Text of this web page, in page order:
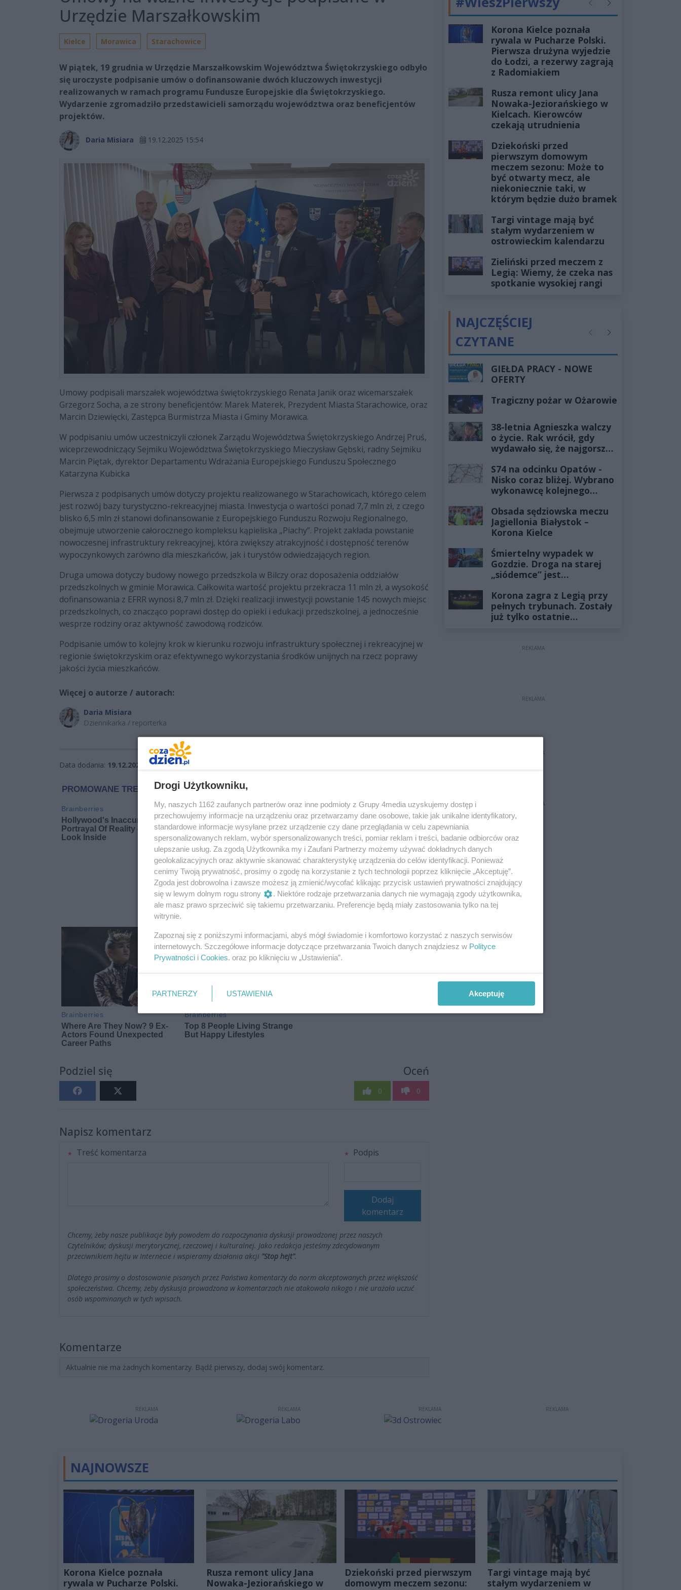
Urzędzie Marszałkowskim
Kielce Morawica Starachowice
W piątek, 19 grudnia w Urzędzie Marszałkowskim Województwa Świętokrzyskiego odbyło
się uroczyste podpisanie umów o dofinansowanie dwóch kluczowych inwestycji
realizowanych w ramach programu Fundusze Europejskie dla Świętokrzyskiego.
Wydarzenie zgromadziło przedstawicieli samorządu województwa oraz beneficjentów
projektów.
Daria Misiara 19.12.2025 15:54
Umowy podpisali marszałek województwa świętokrzyskiego Renata Janik oraz wicemarszałek
Grzegorz Socha, a ze strony beneficjentów: Marek Materek, Prezydent Miasta Starachowice, oraz
Marcin Dziewięcki, Zastępca Burmistrza Miasta i Gminy Morawica.
W podpisaniu umów uczestniczyli członek Zarządu Województwa Świętokrzyskiego Andrzej Pruś,
wiceprzewodniczący Sejmiku Województwa Świętokrzyskiego Mieczysław Gębski, radny Sejmiku
Marcin Piętak, dyrektor Departamentu Wdrażania Europejskiego Funduszu Społecznego
Katarzyna Kubicka
Pierwsza z podpisanych umów dotyczy projektu realizowanego w Starachowicach, którego celem
jest rozwój bazy turystyczno-rekreacyjnej miasta. Inwestycja o wartości ponad 7,7 mln zł, z czego
blisko 6,5 mln zł stanowi dofinansowanie z Europejskiego Funduszu Rozwoju Regionalnego,
obejmuje utworzenie całorocznego kompleksu kąpieliska „Piachy”. Projekt zakłada powstanie
nowoczesnej infrastruktury rekreacyjnej, która zwiększy atrakcyjność i dostępność terenów
wypoczynkowych zarówno dla mieszkańców, jak i turystów odwiedzających region.
Druga umowa dotyczy budowy nowego przedszkola w Bilczy oraz doposażenia oddziałów
przedszkolnych w gminie Morawica. Całkowita wartość projektu przekracza 11 mln zł, a wysokość
dofinansowania z EFRR wynosi 8,7 mln zł. Dzięki realizacji inwestycji powstanie 145 nowych miejsc
przedszkolnych, co znacząco poprawi dostęp do opieki i edukacji przedszkolnej, a jednocześnie
wesprze rodziny oraz aktywność zawodową rodziców.
Podpisanie umów to kolejny krok w kierunku rozwoju infrastruktury społecznej i rekreacyjnej w
regionie świętokrzyskim oraz efektywnego wykorzystania środków unijnych na rzecz poprawy
jakości życia mieszkańców.
Więcej o autorze / autorach:
Daria Misiara
Dziennikarka / reporterka
Data dodania: 19.12.2025 15:54 Wyświetleń:
Podziel się Oceń
0 0
Napisz komentarz
Treść komentarza Podpis
Dodaj
komentarz
Chcemy, żeby nasze publikacje były powodem do rozpoczynania dyskusji prowadzonej przez naszych
Czytelników; dyskusji merytorycznej, rzeczowej i kulturalnej. Jako redakcja jesteśmy zdecydowanym
przeciwnikiem hejtu w Internecie i wspieramy działania akcji "Stop hejt".
Dlatego prosimy o dostosowanie pisanych przez Państwa komentarzy do norm akceptowanych przez większość
społeczeństwa. Chcemy, żeby dyskusja prowadzona w komentarzach nie atakowała nikogo i nie urażała uczuć
osób wspominanych w tych wpisach.
Komentarze
Aktualnie nie ma żadnych komentarzy. Bądź pierwszy, dodaj swój komentarz.
PoprzednieNastępne
Korona Kielce poznała
rywala w Pucharze Polski.
Pierwsza drużyna wyjedzie
do Łodzi, a rezerwy zagrają
z Radomiakiem
Rusza remont ulicy Jana
Nowaka-Jeziorańskiego w
Kielcach. Kierowców
czekają utrudnienia
Dziekoński przed
pierwszym domowym
meczem sezonu: Może to
być otwarty mecz, ale
niekoniecznie taki, w
którym będzie dużo bramek
Targi vintage mają być
stałym wydarzeniem w
ostrowieckim kalendarzu
Zieliński przed meczem z
Legią: Wiemy, że czeka nas
spotkanie wysokiej rangi
NAJCZĘŚCIEJ
CZYTANE
PoprzednieNastępne
GIEŁDA PRACY - NOWE
OFERTY
Tragiczny pożar w Ożarowie
38-letnia Agnieszka walczy
o życie. Rak wrócił, gdy
wydawało się, że najgorsze
S74 na odcinku Opatów -
Nisko coraz bliżej. Wybrano
wykonawcę kolejnego
Obsada sędziowska meczu
Jagiellonia Białystok –
Korona Kielce
Śmiertelny wypadek w
Gozdzie. Droga na starej
„siódemce” jest
Korona zagra z Legią przy
pełnych trybunach. Zostały
już tylko ostatnie
REKLAMA
REKLAMA
REKLAMA
REKLAMA
REKLAMA REKLAMA REKLAMA REKLAMA
NAJNOWSZE
Korona Kielce poznała
rywala w Pucharze Polski.
Rusza remont ulicy Jana
Nowaka-Jeziorańskiego w
Dziekoński przed pierwszym
domowym meczem sezonu:
Targi vintage mają być
stałym wydarzeniem w
Drogi Użytkowniku,
My, naszych 1162 zaufanych partnerów oraz inne podmioty z Grupy 4media uzyskujemy dostęp i
przechowujemy informacje na urządzeniu oraz przetwarzamy dane osobowe, takie jak unikalne identyfikatory,
standardowe informacje wysyłane przez urządzenie czy dane przeglądania w celu zapewniania
spersonalizowanych reklam, wybór spersonalizowanych treści, pomiar reklam i treści, badanie odbiorców oraz
ulepszanie usług. Za zgodą Użytkownika my i Zaufani Partnerzy możemy używać dokładnych danych
geolokalizacyjnych oraz aktywnie skanować charakterystykę urządzenia do celów identyfikacji. Ponieważ
cenimy Twoją prywatność, prosimy o zgodę na korzystanie z tych technologii poprzez kliknięcie „Akceptuję”.
Zgoda jest dobrowolna i zawsze możesz ją zmienić/wycofać klikając przycisk ustawień prywatności znajdujący
się w lewym dolnym rogu strony
. Niektóre rodzaje przetwarzania danych nie wymagają zgody użytkownika,
ale masz prawo sprzeciwić się takiemu przetwarzaniu. Preferencje będą miały zastosowania tylko na tej
witrynie.
Zapoznaj się z poniższymi informacjami, abyś mógł świadomie i komfortowo korzystać z naszych serwisów
internetowych. Szczegółowe informacje dotyczące przetwarzania Twoich danych znajdziesz w Polityce
Prywatności i Cookies. oraz po kliknięciu w „Ustawienia”.
PARTNERZY USTAWIENIA Akceptuję